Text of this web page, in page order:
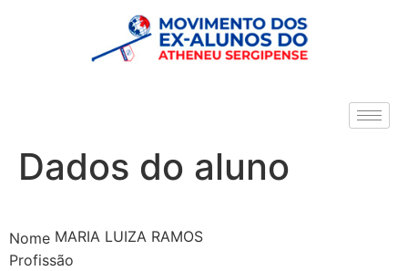
Dados do aluno
Nome MARIA LUIZA RAMOS
Profissão